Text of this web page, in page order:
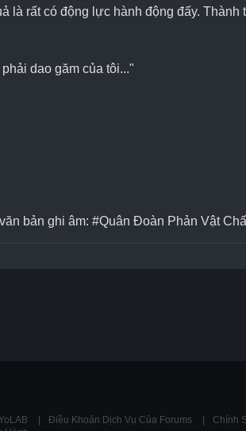
là rất có động lực hành động đấy.
dao găm của tôi..."
bản ghi âm: #Quân Đoàn Phản Vật
Điều Khoản Dịch Vụ Của Forums
Chính